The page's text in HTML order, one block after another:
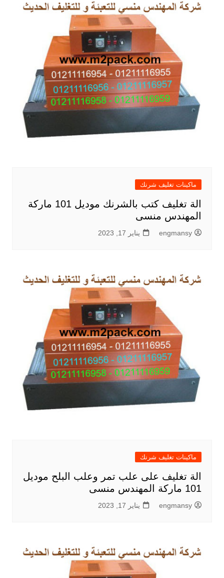
ماكينات تغليف شرنك
الة تغليف كتب بالشرنك موديل 101 ماركة
المهندس منسى
engmansy يناير 17, 2023
ماكينات تغليف شرنك
الة تغليف على علب تمر وعلب البلح موديل
101 ماركة المهندس منسى
engmansy يناير 17, 2023